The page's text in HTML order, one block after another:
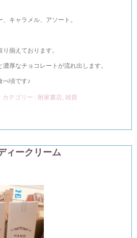
キャラメル、アソート。
揃えております。
厚なチョコレートが流れ出します。
べ頃です♪
カテゴリー : 附家書店, 雑貨
ィークリーム